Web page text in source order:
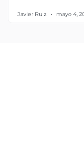
Javier Ruiz mayo 4,